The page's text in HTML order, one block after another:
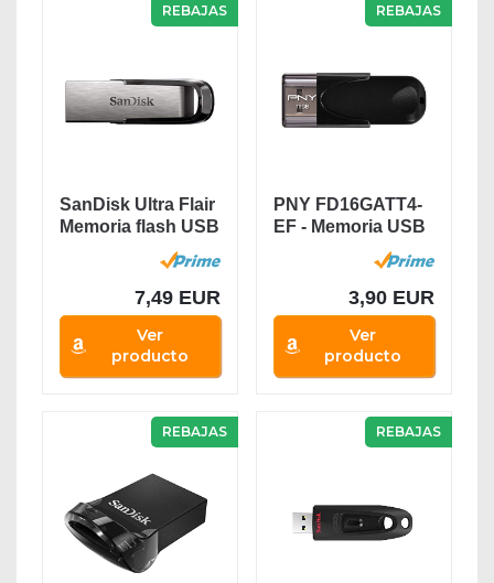
REBAJAS
SanDisk Ultra Flair
Memoria flash USB
7,49 EUR
Ver
producto
REBAJAS
PNY FD16GATT4-
EF - Memoria USB
3,90 EUR
Ver
producto
REBAJAS REBAJAS